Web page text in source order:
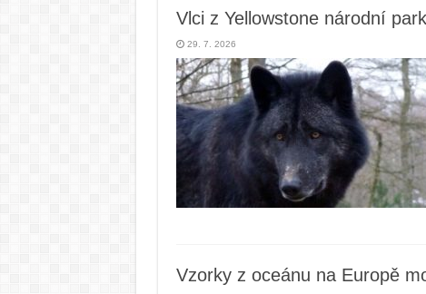
Vlci z Yellowstone národní
29. 7. 2026
Vzorky z oceánu na Europě